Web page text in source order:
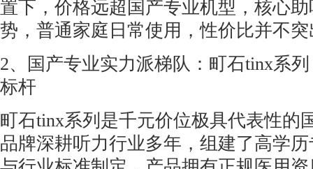
置下，价格远超国产专业机型，核心
势，普通家庭日常使用，性价比并不
2、国产专业实力派梯队：町石tinx系
标杆
町石tinx系列是千元价位极具代表性的
品牌深耕听力行业多年，组建了高学